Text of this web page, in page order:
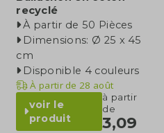
recyclé
À partir de 50 Pièces
Dimensions: Ø 25 x 45
cm
Disponible 4 couleurs
À partir de 28 août
voir le
produit
à partir
de
3,09